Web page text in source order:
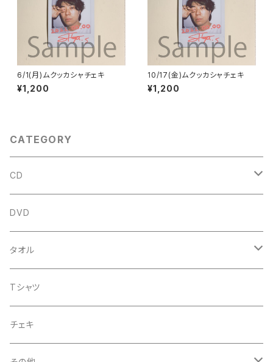
6/1(月)ムクッカシャチェキ
¥1,200
10/17(金)ムクッカシャチェキ
¥1,200
CATEGORY
CD
アルバム
企画CD
シングル
DVD
タオル
菅沼温泉タオル
菅沼エアーかおる
Tシャツ
チェキ